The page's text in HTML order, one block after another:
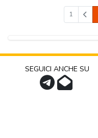
1
SEGUICI ANCHE SU